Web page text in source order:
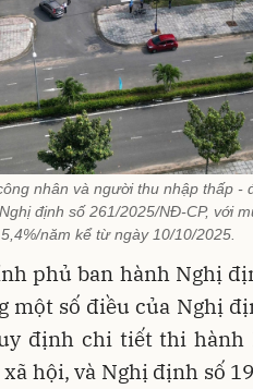
nhân và người thu nhập thấp -
định số 261/2025/NĐ-CP, với
5,4%/năm kể từ ngày 10/10/2025.
phủ ban hành Nghị
một số điều của Nghị
định chi tiết thi
hội, và Nghị định số